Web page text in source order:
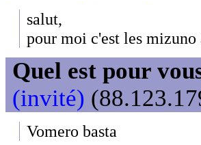
salut,
pour moi c'est les mizuno
Quel est pour
(invité)
Vomero basta